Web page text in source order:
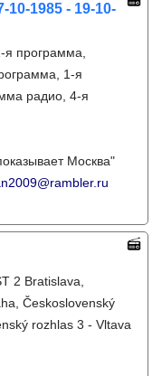
10-1985 - 19-10-
программа,
1-я
радио, 4-я
Москва"
2 Bratislava,
Československý
rozhlas 3 - Vltava